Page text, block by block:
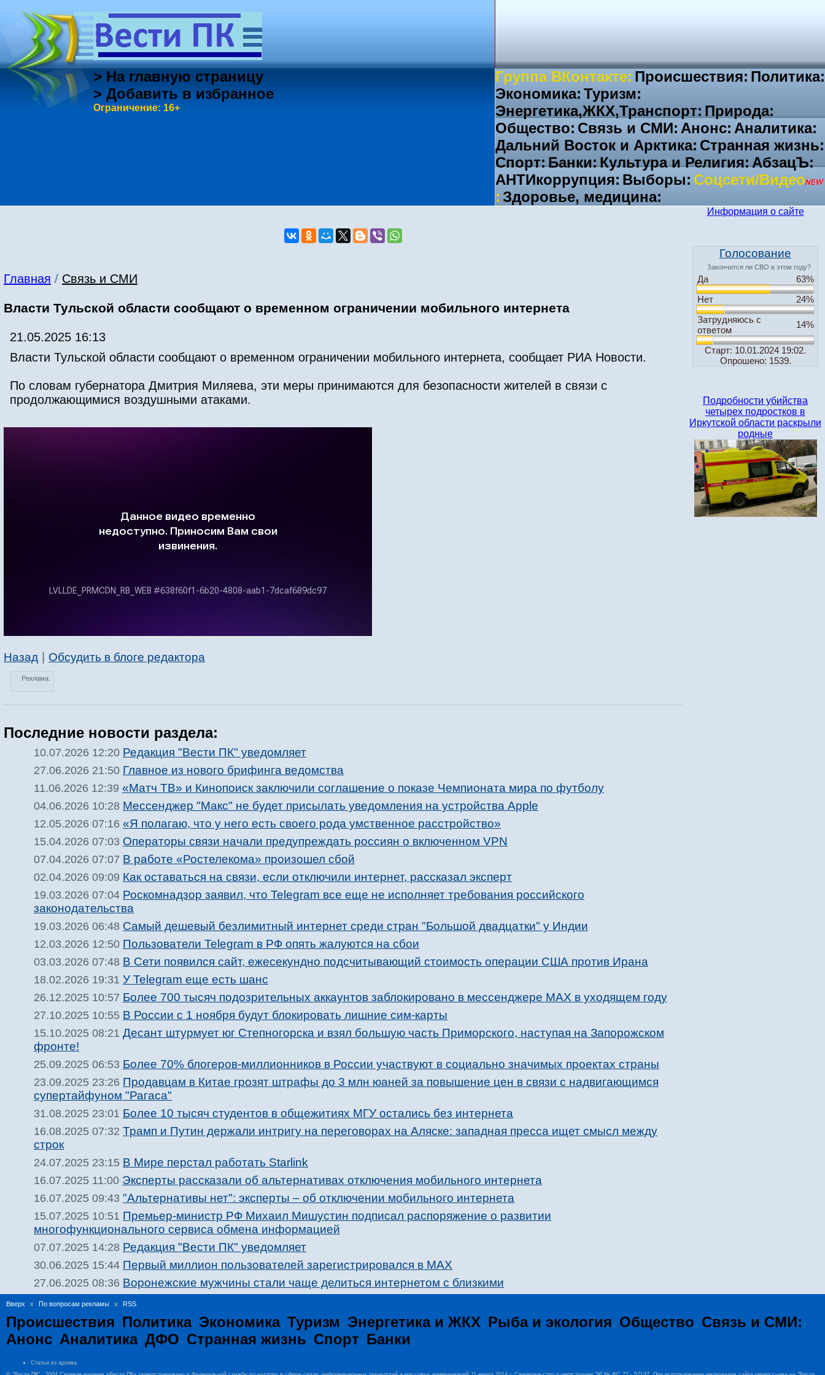
> На главную страницу
> Добавить в избранное
Ограничение: 16+
Группа ВКонтакте: Происшествия: Политика:
Экономика: Туризм:
Энергетика,ЖКХ,Транспорт: Природа:
Общество: Связь и СМИ: Анонс: Аналитика:
Дальний Восток и Арктика: Странная жизнь:
Спорт:Банки:Культура и Религия:АбзацЪ:
АНТИкоррупция: Выборы: Соцсети/Видео
: Здоровье, медицина:
Главная / Связь и СМИ
Власти Тульской области сообщают о временном ограничении мобильного интернета
21.05.2025 16:13
Власти Тульской области сообщают о временном ограничении мобильного интернета, сообщает РИА Новости.
По словам губернатора Дмитрия Миляева, эти меры принимаются для безопасности жителей в связи с
продолжающимися воздушными атаками.
Назад Обсудить в блоге редактора
Реклама:
Последние новости раздела:
10.07.2026 12:20 Редакция "Вести ПК" уведомляет
27.06.2026 21:50 Главное из нового брифинга ведомства
11.06.2026 12:39 «Матч ТВ» и Кинопоиск заключили соглашение о показе Чемпионата мира по футболу
04.06.2026 10:28 Мессенджер "Макс" не будет присылать уведомления на устройства Apple
12.05.2026 07:16 «Я полагаю, что у него есть своего рода умственное расстройство»
15.04.2026 07:03 Операторы связи начали предупреждать россиян о включенном VPN
07.04.2026 07:07 В работе «Ростелекома» произошел сбой
02.04.2026 09:09 Как оставаться на связи, если отключили интернет, рассказал эксперт
19.03.2026 07:04 Роскомнадзор заявил, что Telegram все еще не исполняет требования российского
законодательства
19.03.2026 06:48 Самый дешевый безлимитный интернет среди стран "Большой двадцатки" у Индии
12.03.2026 12:50 Пользователи Telegram в РФ опять жалуются на сбои
03.03.2026 07:48 В Сети появился сайт, ежесекундно подсчитывающий стоимость операции США против Ирана
18.02.2026 19:31 У Telegram еще есть шанс
26.12.2025 10:57 Более 700 тысяч подозрительных аккаунтов заблокировано в мессенджере MAX в уходящем году
27.10.2025 10:55 В России с 1 ноября будут блокировать лишние сим-карты
15.10.2025 08:21 Десант штурмует юг Степногорска и взял большую часть Приморского, наступая на Запорожском
фронте!
25.09.2025 06:53 Более 70% блогеров-миллионников в России участвуют в социально значимых проектах страны
23.09.2025 23:26 Продавцам в Китае грозят штрафы до 3 млн юаней за повышение цен в связи с надвигающимся
супертайфуном "Рагаса"
31.08.2025 23:01 Более 10 тысяч студентов в общежитиях МГУ остались без интернета
16.08.2025 07:32 Трамп и Путин держали интригу на переговорах на Аляске: западная пресса ищет смысл между
строк
24.07.2025 23:15 В Мире перстал работать Starlink
16.07.2025 11:00 Эксперты рассказали об альтернативах отключения мобильного интернета
16.07.2025 09:43 "Альтернативы нет": эксперты – об отключении мобильного интернета
15.07.2025 10:51 Премьер-министр РФ Михаил Мишустин подписал распоряжение о развитии
многофункционального сервиса обмена информацией
07.07.2025 14:28 Редакция "Вести ПК" уведомляет
30.06.2025 15:44 Первый миллион пользователей зарегистрировался в МАХ
27.06.2025 08:36 Воронежские мужчины стали чаще делиться интернетом с близкими
Информация о сайте
Голосование
Закончится ли СВО в этом году?
Да
63%
Нет
24%
Затрудняюсь с
ответом
14%
Старт: 10.01.2024 19:02.
Опрошено: 1539.
Подробности убийства
четырех подростков в
Иркутской области раскрыли
родные
Вверх x По вопросам рекламы x RSS
Происшествия : Политика: Экономика: Туризм : Энергетика и ЖКХ : Рыба и экология : Общество : Связь и СМИ: :
Анонс : Аналитика: ДФО : Странная жизнь : Спорт : Банки :
Статьи из архива